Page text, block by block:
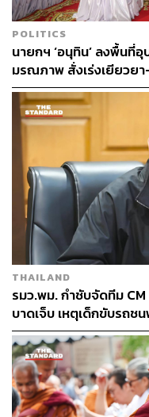
POLITICS
นายกฯ ‘อนุทิน’ ลงพื้นที่
มรณภาพ สั่งเร่งเยียวย
ด่านชายแดน
THAILAND
รมว.พม. กำชับจัดทีม
บาดเจ็บ เหตุเด็กขับรถช
จิตใจด่วน